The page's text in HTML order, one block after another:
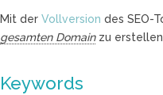
Mit der Vollversion des SEO-
gesamten Domainzu
Keywords